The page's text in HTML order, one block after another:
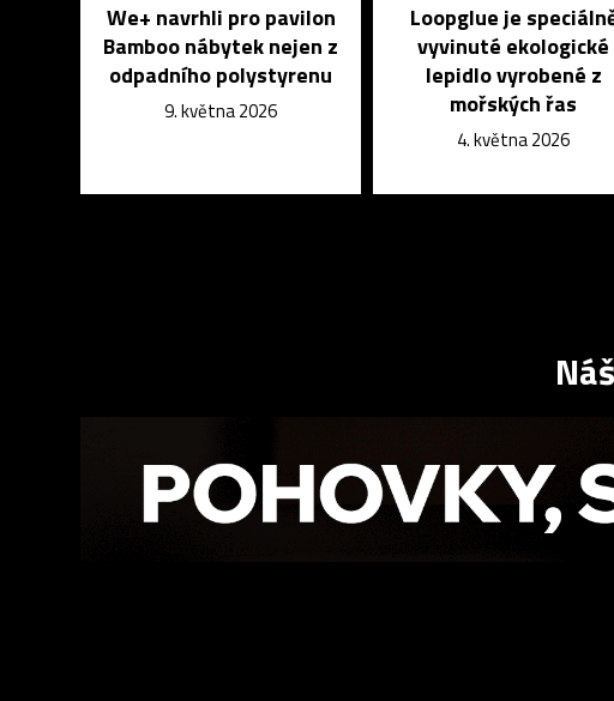
We+ navrhli pro pavilon
Bamboo nábytek nejen z
odpadního polystyrenu
9. května 2026
Loopglue je
vyvinuté ekologické
lepidlo vyrobené z
mořských řas
4. května 2026